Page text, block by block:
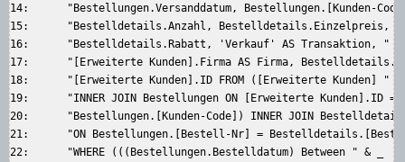
14:      "Bestellungen.Versanddatum, Bestellungen.[Kunden-
15:      "Bestelldetails.Anzahl, Bestelldetails.Einzelpreis,
16:      "Bestelldetails.Rabatt, 'Verkauf' AS Transaktion, "
17:      "[Erweiterte Kunden].Firma AS Firma,
18:      "[Erweiterte Kunden].ID FROM ([Erweiterte Kunden] "
19:      "INNER JOIN Bestellungen ON [Erweiterte Kunden].ID
20:      "Bestellungen.[Kunden-Code]) INNER JOIN
21:      "ON Bestellungen.[Bestell-Nr] =
22:      "WHERE (((Bestellungen.Bestelldatum) Between " & _